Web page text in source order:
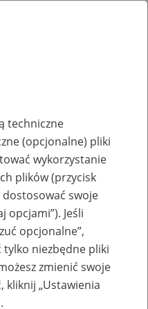
lub
pracy
techniczne
(opcjonalne) pliki
wykorzystanie
plików (przycisk
dostosować swoje
opcjami”). Jeśli
opcjonalne”,
tylko niezbędne pliki
zmienić swoje
kliknij „Ustawienia